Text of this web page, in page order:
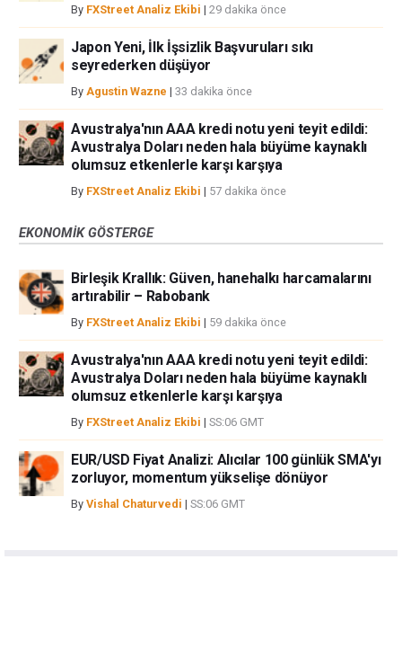
By FXStreet Analiz Ekibi | 29 dakika önce
Japon Yeni, İlk İşsizlik Başvuruları sıkı
seyrederken düşüyor
By Agustin Wazne | 33 dakika önce
Avustralya'nın AAA kredi notu yeni teyit edildi:
Avustralya Doları neden hala büyüme kaynaklı
olumsuz etkenlerle karşı karşıya
By FXStreet Analiz Ekibi | 57 dakika önce
EKONOMIK GÖSTERGE
Birleşik Krallık: Güven, hanehalkı harcamalarını
artırabilir – Rabobank
By FXStreet Analiz Ekibi | 59 dakika önce
Avustralya'nın AAA kredi notu yeni teyit edildi:
Avustralya Doları neden hala büyüme kaynaklı
olumsuz etkenlerle karşı karşıya
By FXStreet Analiz Ekibi | SS:06 GMT
EUR/USD Fiyat Analizi: Alıcılar 100 günlük SMA'yı
zorluyor, momentum yükselişe dönüyor
By Vishal Chaturvedi | SS:06 GMT